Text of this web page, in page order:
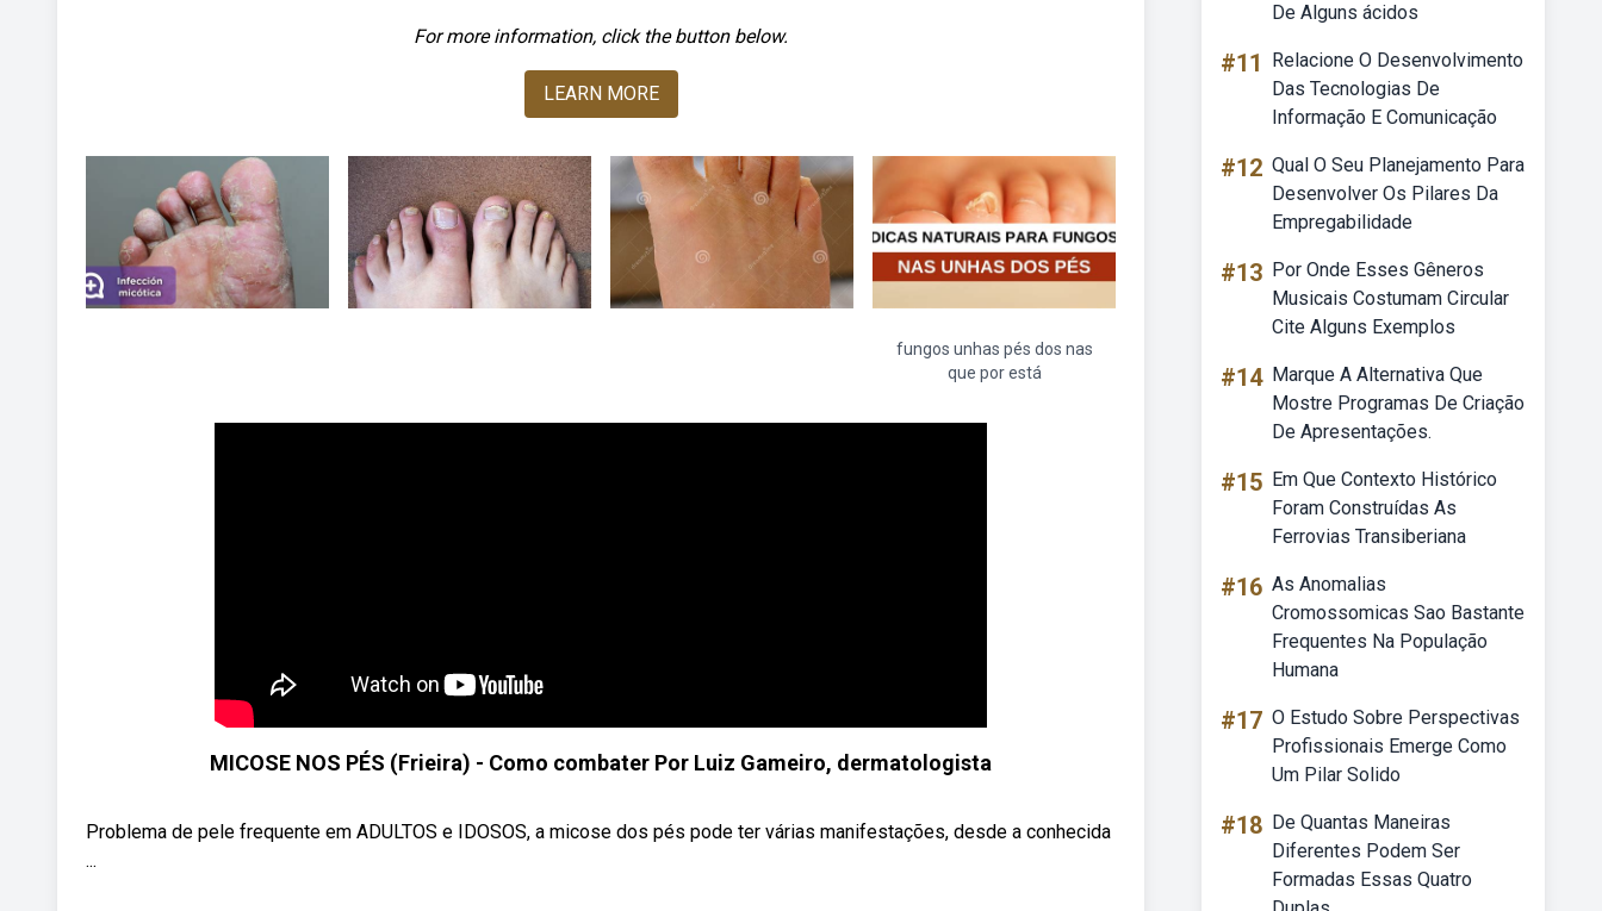
For more information, click the button below.
LEARN MORE
fungos unhas pés dos nas
que por está
MICOSE NOS PÉS (Frieira) - Como combater Por Luiz Gameiro, dermatologista
Problema de pele frequente em ADULTOS e IDOSOS, a micose dos pés pode ter várias manifestações, desde a conhecida
...
De Alguns ácidos
#11
Relacione O Desenvolvimento
Das Tecnologias De
Informação E Comunicação
#12 Qual O Seu Planejamento Para
Desenvolver Os Pilares Da
Empregabilidade
#13 Por Onde Esses Gêneros
Musicais Costumam Circular
Cite Alguns Exemplos
#14 Marque A Alternativa Que
Mostre Programas De Criação
De Apresentações.
#15 Em Que Contexto Histórico
Foram Construídas As
Ferrovias Transiberiana
#16 As Anomalias
Cromossomicas Sao Bastante
Frequentes Na População
Humana
#17 O Estudo Sobre Perspectivas
Profissionais Emerge Como
Um Pilar Solido
#18 De Quantas Maneiras
Diferentes Podem Ser
Formadas Essas Quatro